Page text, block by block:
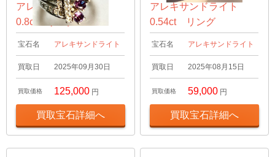
アレキサンドライト
0.8ct リング
宝石名 アレキサンドライト
買取日 2025年09月30日
買取価格 125,000 円
買取宝石詳細へ
アレキサンドライト
0.54ct リング
宝石名 アレキサンドライト
買取日 2025年08月15日
買取価格 59,000 円
買取宝石詳細へ